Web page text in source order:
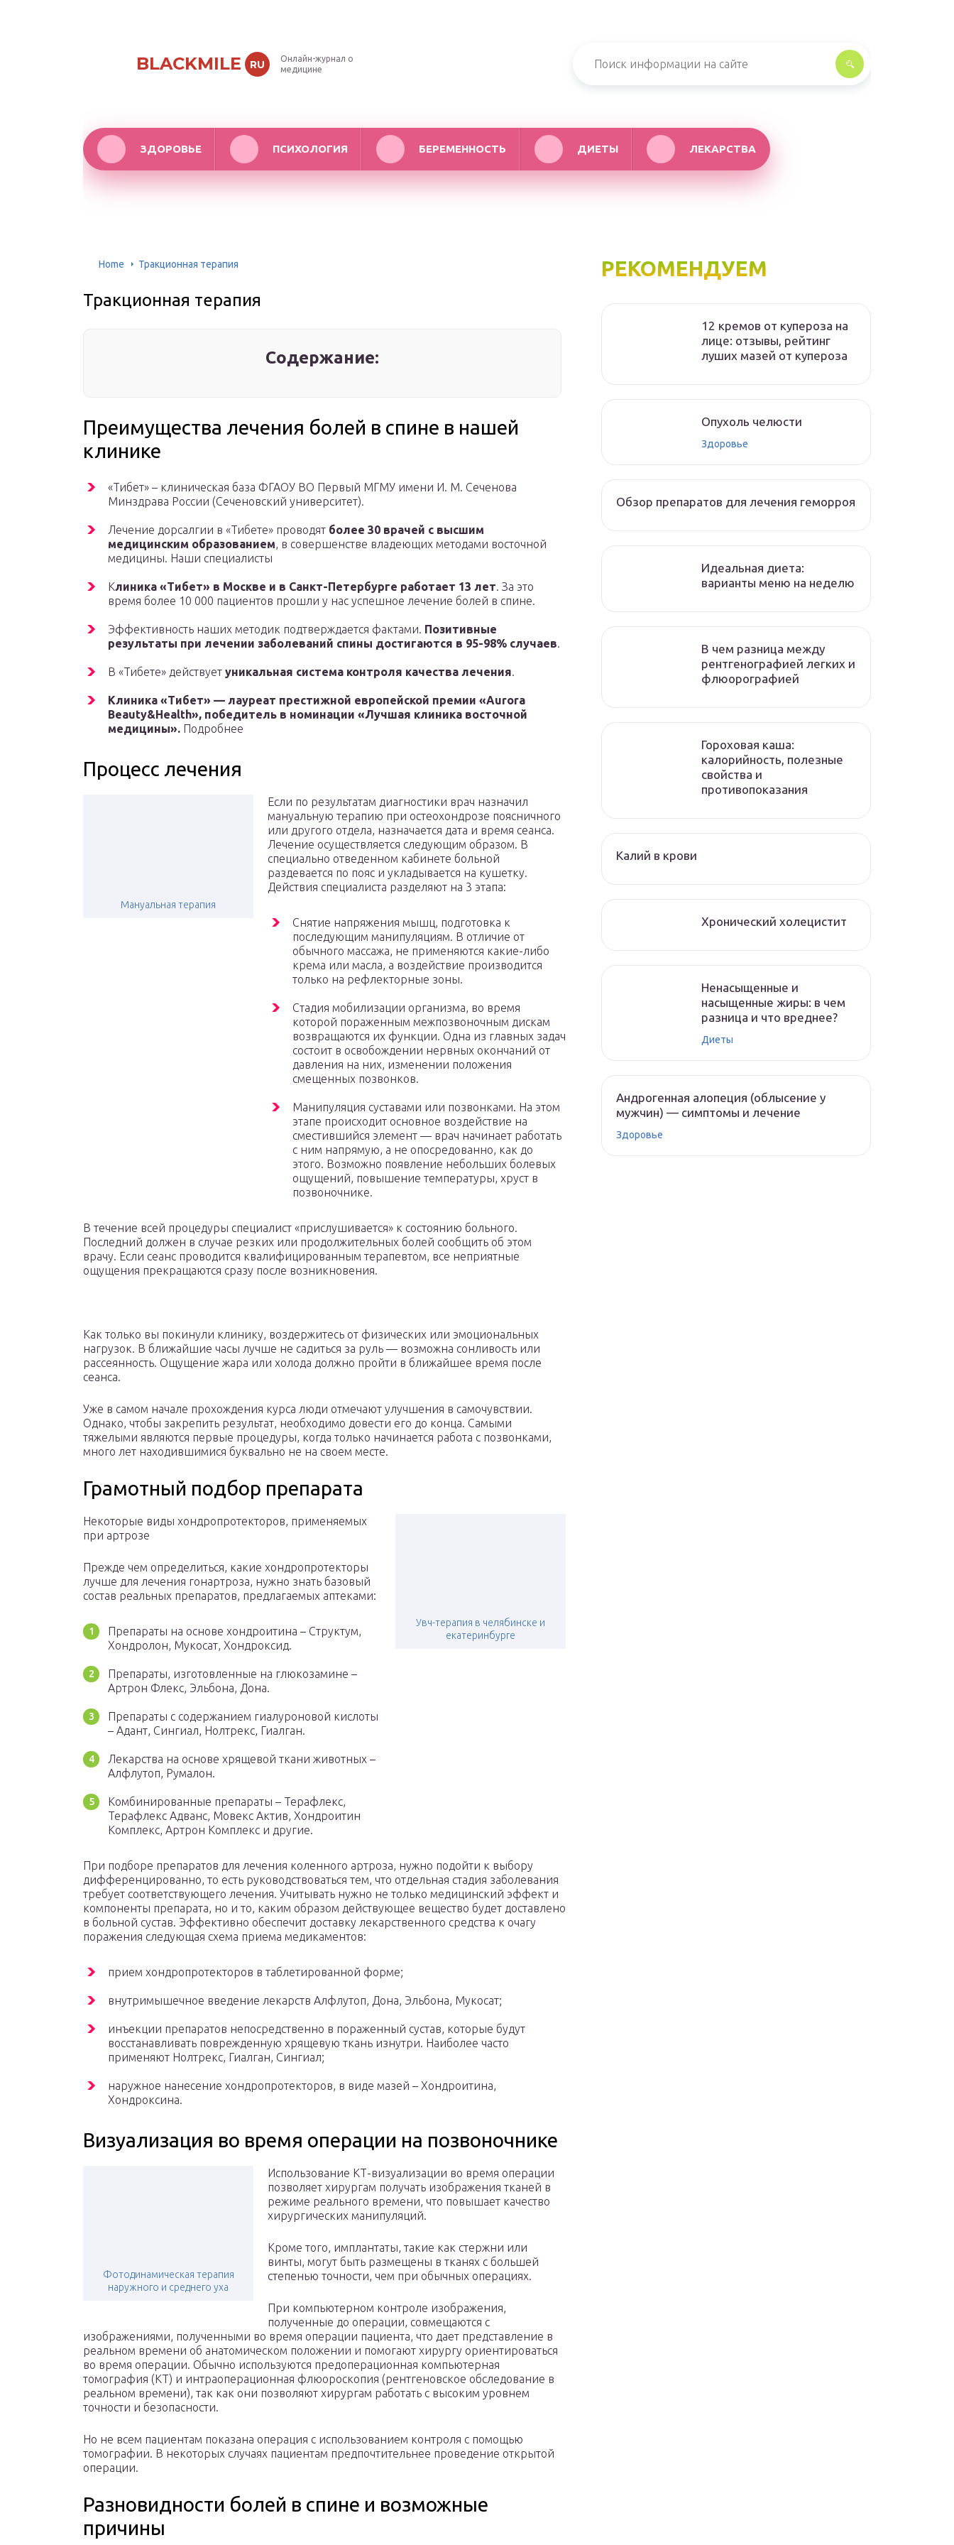
BLACKMILE RU
Онлайн-журнал о
медицине
ЗДОРОВЬЕ ПСИХОЛОГИЯ БЕРЕМЕННОСТЬ ДИЕТЫ ЛЕКАРСТВА
Home Тракционная терапия
Тракционная терапия
Содержание:
Преимущества лечения болей в спине в нашей
клинике
«Тибет» – клиническая база ФГАОУ ВО Первый МГМУ имени И. М. Сеченова
Минздрава России (Сеченовский университет).
Лечение дорсалгии в «Тибете» проводят более 30 врачей с высшим
медицинским образованием, в совершенстве владеющих методами восточной
медицины. Наши специалисты
Клиника «Тибет» в Москве и в Санкт-Петербурге работает 13 лет. За это
время более 10 000 пациентов прошли у нас успешное лечение болей в спине.
Эффективность наших методик подтверждается фактами. Позитивные
результаты при лечении заболеваний спины достигаются в 95-98% случаев.
В «Тибете» действует уникальная система контроля качества лечения.
Клиника «Тибет» — лауреат престижной европейской премии «Aurora
Beauty&Health», победитель в номинации «Лучшая клиника восточной
медицины». Подробнее
Процесс лечения
Мануальная терапия
Если по результатам диагностики врач назначил
мануальную терапию при остеохондрозе поясничного
или другого отдела, назначается дата и время сеанса.
Лечение осуществляется следующим образом. В
специально отведенном кабинете больной
раздевается по пояс и укладывается на кушетку.
Действия специалиста разделяют на 3 этапа:
Снятие напряжения мышц, подготовка к
последующим манипуляциям. В отличие от
обычного массажа, не применяются какие-либо
крема или масла, а воздействие производится
только на рефлекторные зоны.
Стадия мобилизации организма, во время
которой пораженным межпозвоночным дискам
возвращаются их функции. Одна из главных задач
состоит в освобождении нервных окончаний от
давления на них, изменении положения
смещенных позвонков.
Манипуляция суставами или позвонками. На этом
этапе происходит основное воздействие на
сместившийся элемент — врач начинает работать
с ним напрямую, а не опосредованно, как до
этого. Возможно появление небольших болевых
ощущений, повышение температуры, хруст в
позвоночнике.
В течение всей процедуры специалист «прислушивается» к состоянию больного.
Последний должен в случае резких или продолжительных болей сообщить об этом
врачу. Если сеанс проводится квалифицированным терапевтом, все неприятные
ощущения прекращаются сразу после возникновения.
Как только вы покинули клинику, воздержитесь от физических или эмоциональных
нагрузок. В ближайшие часы лучше не садиться за руль — возможна сонливость или
рассеянность. Ощущение жара или холода должно пройти в ближайшее время после
сеанса.
Уже в самом начале прохождения курса люди отмечают улучшения в самочувствии.
Однако, чтобы закрепить результат, необходимо довести его до конца. Самыми
тяжелыми являются первые процедуры, когда только начинается работа с позвонками,
много лет находившимися буквально не на своем месте.
Грамотный подбор препарата
Увч-терапия в челябинске и
екатеринбурге
Некоторые виды хондропротекторов, применяемых
при артрозе
Прежде чем определиться, какие хондропротекторы
лучше для лечения гонартроза, нужно знать базовый
состав реальных препаратов, предлагаемых аптеками:
Препараты на основе хондроитина – Структум,
Хондролон, Мукосат, Хондроксид.
Препараты, изготовленные на глюкозамине –
Артрон Флекс, Эльбона, Дона.
Препараты с содержанием гиалуроновой кислоты
– Адант, Сингиал, Нолтрекс, Гиалган.
Лекарства на основе хрящевой ткани животных –
Алфлутоп, Румалон.
Комбинированные препараты – Терафлекс,
Терафлекс Адванс, Мовекс Актив, Хондроитин
Комплекс, Артрон Комплекс и другие.
При подборе препаратов для лечения коленного артроза, нужно подойти к выбору
дифференцированно, то есть руководствоваться тем, что отдельная стадия заболевания
требует соответствующего лечения. Учитывать нужно не только медицинский эффект и
компоненты препарата, но и то, каким образом действующее вещество будет доставлено
в больной сустав. Эффективно обеспечит доставку лекарственного средства к очагу
поражения следующая схема приема медикаментов:
прием хондропротекторов в таблетированной форме;
внутримышечное введение лекарств Алфлутоп, Дона, Эльбона, Мукосат;
инъекции препаратов непосредственно в пораженный сустав, которые будут
восстанавливать поврежденную хрящевую ткань изнутри. Наиболее часто
применяют Нолтрекс, Гиалган, Сингиал;
наружное нанесение хондропротекторов, в виде мазей – Хондроитина,
Хондроксина.
Визуализация во время операции на позвоночнике
Фотодинамическая терапия
наружного и среднего уха
Использование КТ-визуализации во время операции
позволяет хирургам получать изображения тканей в
режиме реального времени, что повышает качество
хирургических манипуляций.
Кроме того, имплантаты, такие как стержни или
винты, могут быть размещены в тканях с большей
степенью точности, чем при обычных операциях.
При компьютерном контроле изображения,
полученные до операции, совмещаются с
изображениями, полученными во время операции пациента, что дает представление в
реальном времени об анатомическом положении и помогают хирургу ориентироваться
во время операции. Обычно используются предоперационная компьютерная
томография (КТ) и интраоперационная флюороскопия (рентгеновское обследование в
реальном времени), так как они позволяют хирургам работать с высоким уровнем
точности и безопасности.
Но не всем пациентам показана операция с использованием контроля с помощью
томографии. В некоторых случаях пациентам предпочтительнее проведение открытой
операции.
Разновидности болей в спине и возможные
причины
РЕКОМЕНДУЕМ
12 кремов от купероза на
лице: отзывы, рейтинг
луших мазей от купероза
Опухоль челюсти
Здоровье
Обзор препаратов для лечения геморроя
Идеальная диета:
варианты меню на неделю
В чем разница между
рентгенографией легких и
флюорографией
Гороховая каша:
калорийность, полезные
свойства и
противопоказания
Калий в крови
Хронический холецистит
Ненасыщенные и
насыщенные жиры: в чем
разница и что вреднее?
Диеты
Андрогенная алопеция (облысение у
мужчин) — симптомы и лечение
Здоровье